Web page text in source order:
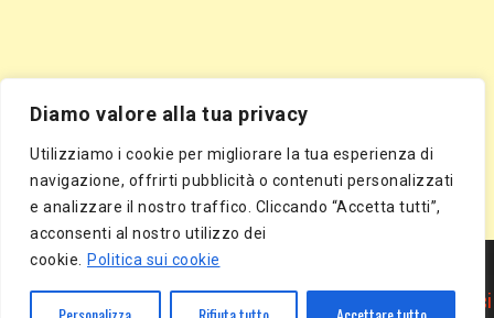
Diamo valore alla tua privacy
Utilizziamo i cookie per migliorare la tua esperienza di
navigazione, offrirti pubblicità o contenuti personalizzati
e analizzare il nostro traffico. Cliccando “Accetta tutti”,
acconsenti al nostro utilizzo dei
cookie.
Politica sui cookie
Segnala Sito Gratis| Segnala Azienda Gratis
Directory Gratis|Segnala Sito Gratis
Inserisci Azienda Gratis |Directory Gratis| Article Marketing
Inserisci